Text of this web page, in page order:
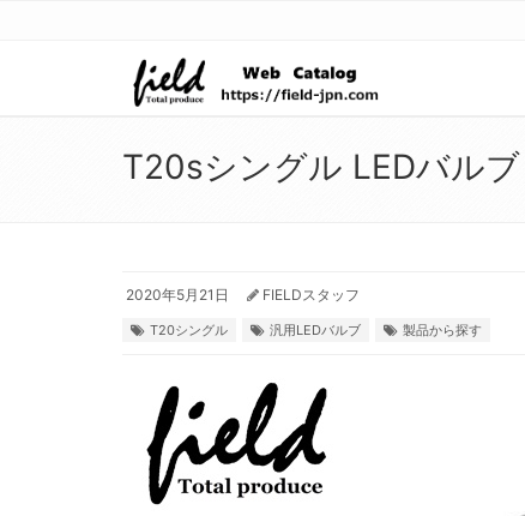
T20sシングル LEDバルブ
2020年5月21日 FIELDスタッフ
T20シングル 汎用LEDバルブ 製品から探す